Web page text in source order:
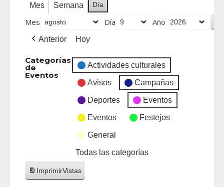
Mes Semana Día
Mes Día Año
Anterior Hoy
Categorías
de
Eventos
Actividades culturales
Avisos Campañas
Deportes Eventos
Eventos Festejos
General
Todas las categorías
ImprimirVistas